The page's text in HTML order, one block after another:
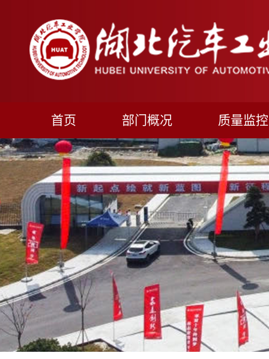
首页 部门概况 质量监控